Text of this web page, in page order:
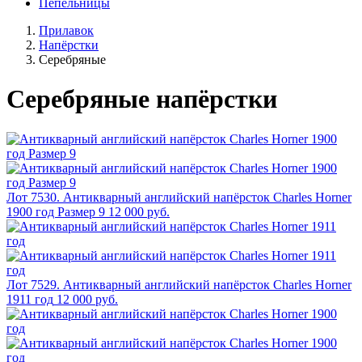
Пепельницы
Прилавок
Напёрстки
Серебряные
Серебряные напёрстки
Лот 7530. Антикварный английский напёрсток Charles Horner
1900 год Размер 9 12 000 руб.
Лот 7529. Антикварный английский напёрсток Charles Horner
1911 год 12 000 руб.